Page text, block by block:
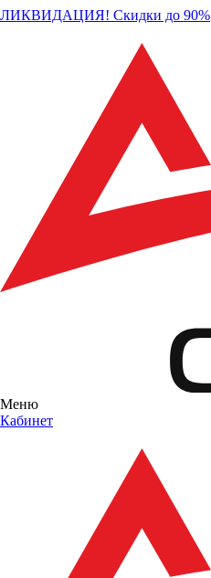
ЛИКВИДАЦИЯ! Скидки до 90%
Меню
Кабинет